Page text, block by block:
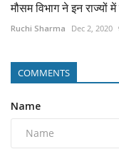
मौसम विभाग ने इन राज्यों
Ruchi Sharma Dec 2, 2020
COMMENTS
Name